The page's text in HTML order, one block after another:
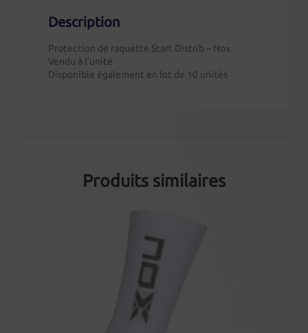
Description
Protection de raquette Start Distrib – Nox
Vendu à l’unité
Disponible également en lot de 10 unités
Produits similaires